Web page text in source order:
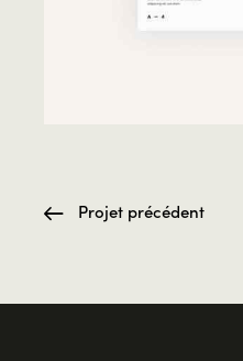
Projet précédent